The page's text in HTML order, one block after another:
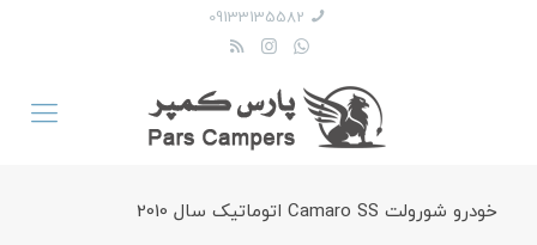
09133135582
خودرو شورولت Camaro SS اتوماتیک سال 2010